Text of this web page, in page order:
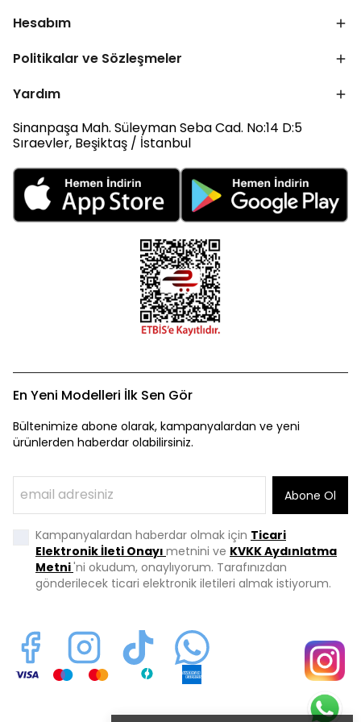
Hesabım
Politikalar ve Sözleşmeler
Yardım
Sinanpaşa Mah. Süleyman Seba Cad. No:14 D:5
Sıraevler, Beşiktaş / İstanbul
En Yeni Modelleri İlk Sen Gör
Bültenimize abone olarak, kampanyalardan ve yeni
ürünlerden haberdar olabilirsiniz.
Abone Ol
Kampanyalardan haberdar olmak için Ticari
Elektronik İleti Onayı metnini ve KVKK Aydınlatma
Metni'ni okudum, onaylıyorum. Tarafınızdan
gönderilecek ticari elektronik iletileri almak istiyorum.